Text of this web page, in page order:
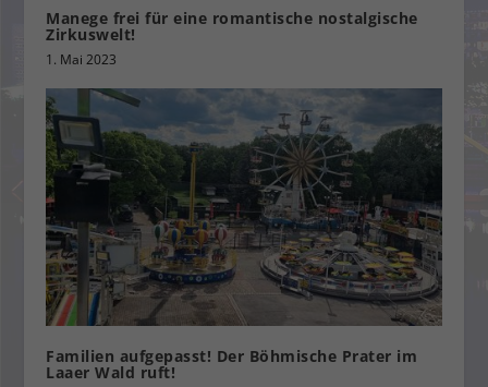
Manege frei für eine romantische nostalgische
Zirkuswelt!
1. Mai 2023
Familien aufgepasst! Der Böhmische Prater im
Laaer Wald ruft!